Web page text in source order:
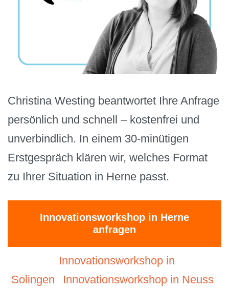
Christina Westing beantwortet Ihre Anfrage
persönlich und schnell – kostenfrei und
unverbindlich. In einem 30-minütigen
Erstgespräch klären wir, welches Format
zu Ihrer Situation in Herne passt.
Innovationsworkshop in Herne
anfragen
Innovationsworkshop in
Solingen
Innovationsworkshop in Neuss